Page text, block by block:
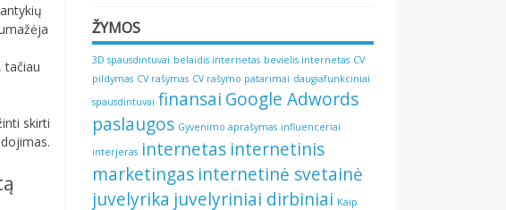
tačiau
skirti
ŽYMOS
3D spausdintuvai belaidis internetas bevielis internetas CV
pildymas CV rašymas CV rašymo patarimai daugiafunkciniai
spausdintuvai finansai Google Adwords
paslaugos Gyvenimo aprašymas influenceriai
interjeras internetas internetinis
marketingas internetinė svetainė
juvelyrika juvelyriniai dirbiniai Kaip